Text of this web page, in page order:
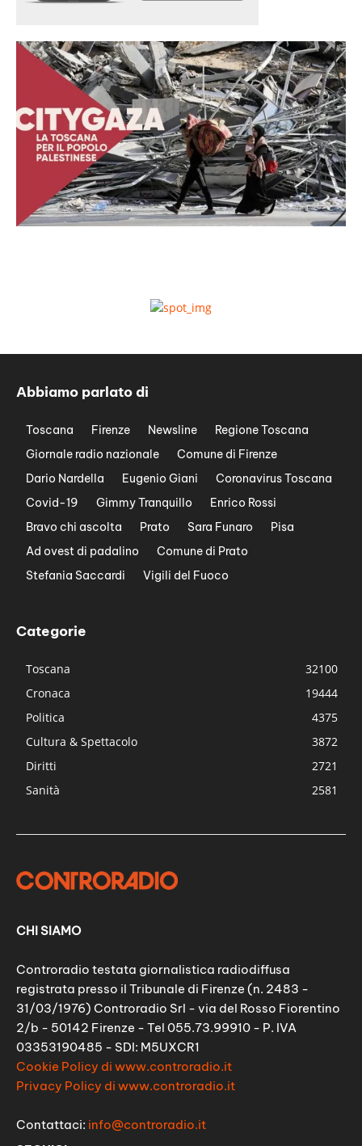
Abbiamo parlato di
Toscana Firenze Newsline
Regione Toscana
Giornale radio nazionale
Comune di Firenze
Dario Nardella
Eugenio Giani
Coronavirus Toscana
Covid-19
Gimmy Tranquillo
Enrico Rossi
Bravo chi ascolta
Prato Sara Funaro
Pisa
Ad ovest di padalino
Comune di Prato
Stefania Saccardi
Vigili del Fuoco
Categorie
Toscana
32100
Cronaca
19444
Politica
4375
Cultura & Spettacolo
3872
Diritti
2721
Sanità
2581
CHI SIAMO
Controradio testata giornalistica radiodiffusa
registrata presso il Tribunale di Firenze (n. 2483 -
31/03/1976) Controradio Srl - via del Rosso Fiorentino
2/b - 50142 Firenze - Tel 055.73.99910 - P. IVA
03353190485 - SDI: M5UXCR1
Cookie Policy di www.controradio.it
Privacy Policy di www.controradio.it
Contattaci: info@controradio.it